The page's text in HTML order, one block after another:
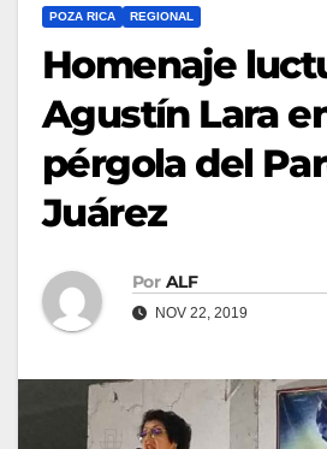
POZA RICA REGIONAL
Homenaje
Agustín Lara
pérgola del
Juárez
Por ALF
NOV 22, 2019